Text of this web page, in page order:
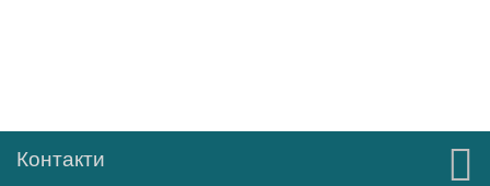
Контакти